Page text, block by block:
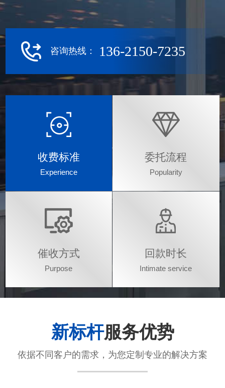
咨询热线： 136-2150-7235
收费标准
Experience
委托流程
Popularity
催收方式
Purpose
回款时长
Intimate service
新标杆服务优势
依据不同客户的需求，为您定制专业的解决方案